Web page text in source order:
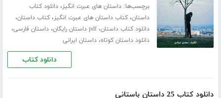
برچسب‌ها:داستان های عبرت انگیز،دانلود کتاب
داستان،کتاب داستان های عبرت انگیز،کتاب داستان،
دانلود کتاب داستان،pdf داستان رایگان ،داستان فارسی،
دانلود داستان کوتاه،داستان ایرانی
دانلود کتاب
دانلود کتاب 25 داستان باستانی